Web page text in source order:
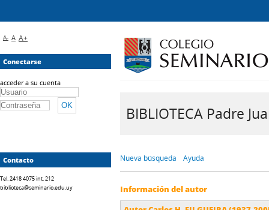
BIBLIOTECA Padre
Nueva búsqueda Ayuda
Información del autor
A- A A+
Conectarse
acceder a su cuenta
Contacto
Tel. 2418 4075 int. 212
biblioteca@seminario.edu.uy